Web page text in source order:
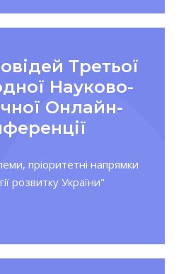
Третьої
Науково-
Онлайн-
пріоритетні напрямки
розвитку України"